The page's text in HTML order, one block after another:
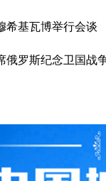
希基瓦博举行会谈
俄罗斯纪念卫国战